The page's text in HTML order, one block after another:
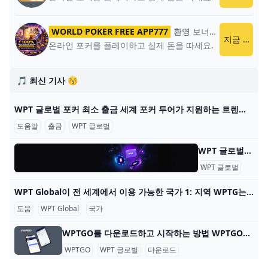
WORLD POKER FREE APP777 환영 보너스
온라인 포커를 플레이하고 실제 돈을 따세요.
지금 플레이
🎵 최신 기사 😚
WPT 글로벌 포커 최소 출금 세계 포커 투어가 지원하는 트렌디한 포커 플랫폼 WPT 글로벌의 혜택을 알아보세요. 원활한 게임 플레이를 위한 간편한 입출금 프로세스에 대해 배워보세요. 2022년에
도움말 출금 WPT 글로벌
WPT 글로벌 - 자주 묻는 질문: 온라인 포커 WPT 글로벌 - 자주 묻는 질문: 온라인 포커 내 계정 어떻게 게임을 시작하나요? WPT 글로벌에서 게임을 하려면, 기기에 앱을 다운로드하고 설치하세요. 이 단계를 완료한 후
WPT 글로벌
WPT Global이 전 세계에서 이용 가능한 국가 1: 지역 WPTG는 다음 지역을 지원합니다: 대한민국 🇰🇷 일본 🇯🇵 베트남 🇻🇳 멕시코 🇲🇽 말레이시아 🇲🇾 인도네시아 🇮🇩 WPTG는 이러한 지역에 오프라인 부서
도움 WPT Global 국가
WPTGO를 다운로드하고 시작하는 방법 WPTGO를 다운로드하고 온라인 포커를 시작하는 방법 World Poker Tour와 관련된 온라인 포커 플랫폼인 WPTGO를 시작하는 것은 간단하고 빠릅니다. 다음의 간단한
WPTGO WPT 글로벌 다운로드